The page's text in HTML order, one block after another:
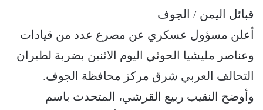
قبائل اليمن / الجوف
أعلن مسؤول عسكري عن مصرع عدد من قيادات
وعناصر مليشيا الحوثي اليوم الاثنين بضربة لطيران
التحالف العربي شرق مركز محافظة الجوف.
وأوضح النقيب ربيع القرشي، المتحدث باسم